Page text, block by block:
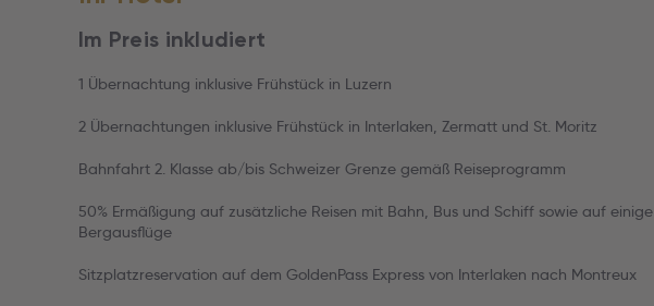
Im Preis inkludiert
1 Übernachtung inklusive Frühstück in Luzern
2 Übernachtungen inklusive Frühstück in Interlaken, Zermatt und St. Moritz
Bahnfahrt 2. Klasse ab/bis Schweizer Grenze gemäß Reiseprogramm
50% Ermäßigung auf zusätzliche Reisen mit Bahn, Bus und Schiff sowie auf einige
Bergausflüge
Sitzplatzreservation auf dem GoldenPass Express von Interlaken nach Montreux